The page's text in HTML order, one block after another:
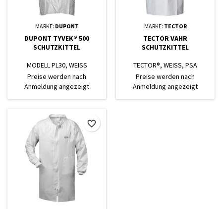
MARKE: DUPONT
DUPONT TYVEK® 500
SCHUTZKITTEL
MODELL PL30, WEISS
Preise werden nach
Anmeldung angezeigt
MARKE: TECTOR
TECTOR VAHR
SCHUTZKITTEL
TECTOR®, WEISS, PSA
KATEGORIE 1
Preise werden nach
Anmeldung angezeigt
favorite_border